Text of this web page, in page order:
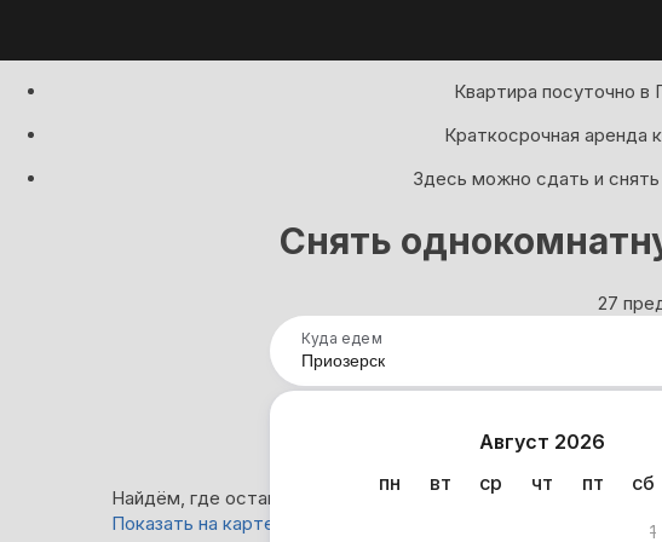
Квартира посуточно
Краткосрочная аренда
Здесь можно сдать и
Снять
27
Куда едем
Август 2026
пн
вт ср чт пт сб
1
Найдём, где остановиться в Приозерске: 27 вариантов
Показать на карте